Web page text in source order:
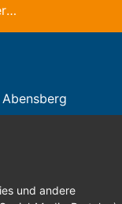
Informationen zur ersten Novemberwoche
und andere